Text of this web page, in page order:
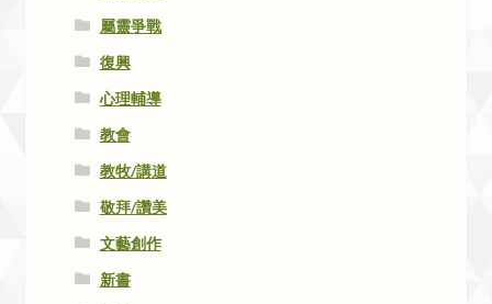
屬靈爭戰
復興
心理輔導
教會
教牧/講道
敬拜/讚美
文藝創作
新書